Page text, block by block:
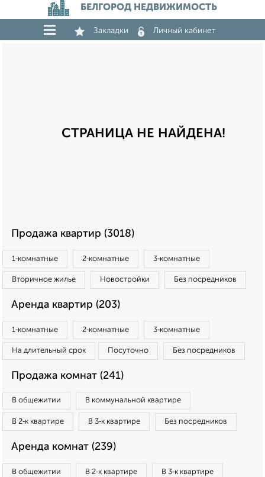
БЕЛГОРОД НЕДВИЖИМОСТЬ
Закладки Личный кабинет
СТРАНИЦА НЕ НАЙДЕНА!
Продажа квартир (3018)
1‑комнатные 2‑комнатные 3‑комнатные
Вторичное жилье Новостройки Без посредников
Аренда квартир (203)
1‑комнатные 2‑комнатные 3‑комнатные
На длительный срок Посуточно Без посредников
Продажа комнат (241)
В общежитии В коммунальной квартире
В 2‑к квартире В 3‑к квартире Без посредников
Аренда комнат (239)
В общежитии В 2‑к квартире В 3‑к квартире